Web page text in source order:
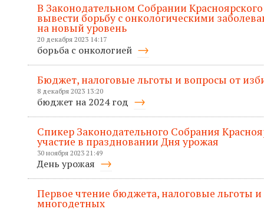
В Законодательном Собрании
вывести борьбу с онкологическими
на новый уровень
20 декабря 2023 14:17
борьба с онкологией
Бюджет, налоговые льготы и вопросы от
8 декабря 2023 13:20
бюджет на 2024 год
Спикер Законодательного Собрания
участие в праздновании Дня урожая
30 ноября 2023 21:49
День урожая
Первое чтение бюджета, налоговые льготы
многодетных